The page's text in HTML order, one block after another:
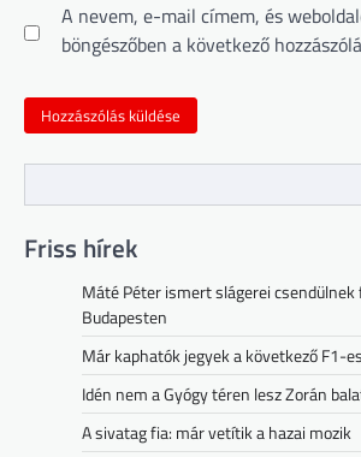
A nevem, e-mail címem, és
böngészőben a következő
Friss hírek
Máté Péter ismert slágerei
Budapesten
Már kaphatók jegyek a következő F1-
Idén nem a Gyógy téren lesz Zorán
A sivatag fia: már vetítik a hazai mozik